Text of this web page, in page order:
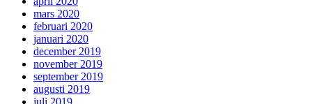
mars 2020
februari 2020
januari 2020
december 2019
november 2019
september 2019
augusti 2019